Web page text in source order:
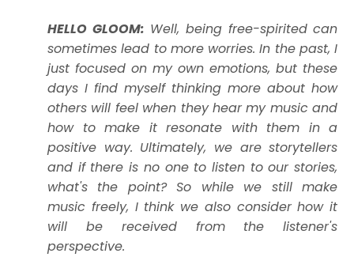
HELLO GLOOM: Well, being free-spirited can
sometimes lead to more worries. In the past, I
just focused on my own emotions, but these
days I find myself thinking more about how
others will feel when they hear my music and
how to make it resonate with them in a
positive way. Ultimately, we are storytellers
and if there is no one to listen to our stories,
what's the point? So while we still make
music freely, I think we also consider how it
will be received from the listener's
perspective.